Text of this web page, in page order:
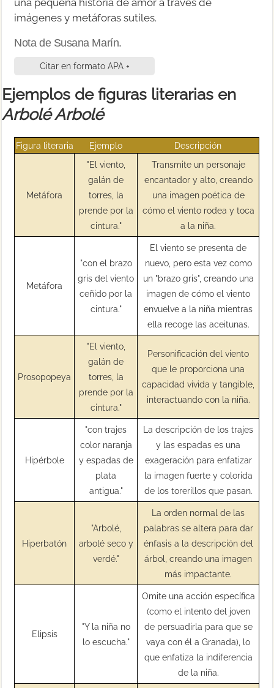
imágenes y metáforas sutiles.
Nota de Susana Marín.
Citar en formato APA +
Ejemplos de figuras literarias en
Arbolé Arbolé
Figura literaria Ejemplo Descripción
Metáfora
"El viento,
galán de
torres, la
prende por la
cintura."
Transmite un personaje
encantador y alto, creando
una imagen poética de
cómo el viento rodea y toca
a la niña.
Metáfora
"con el brazo
gris del viento
ceñido por la
cintura."
El viento se presenta de
nuevo, pero esta vez como
un "brazo gris", creando una
imagen de cómo el viento
envuelve a la niña mientras
ella recoge las aceitunas.
Prosopopeya
"El viento,
galán de
torres, la
prende por la
cintura."
Personificación del viento
que le proporciona una
capacidad vivida y tangible,
interactuando con la niña.
Hipérbole
"con trajes
color naranja
y espadas de
plata
antigua."
La descripción de los trajes
y las espadas es una
exageración para enfatizar
la imagen fuerte y colorida
de los torerillos que pasan.
Hiperbatón
"Arbolé,
arbolé seco y
verdé."
La orden normal de las
palabras se altera para dar
énfasis a la descripción del
árbol, creando una imagen
más impactante.
Elipsis
"Y la niña no
lo escucha."
Omite una acción específica
(como el intento del joven
de persuadirla para que se
vaya con él a Granada), lo
que enfatiza la indiferencia
de la niña.